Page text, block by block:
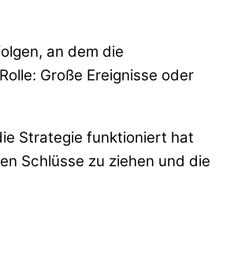
an dem die
Große Ereignisse oder
Strategie funktioniert hat
Schlüsse zu ziehen und die